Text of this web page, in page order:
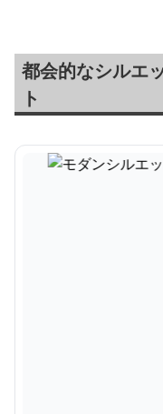
都会的なシルエ
ト